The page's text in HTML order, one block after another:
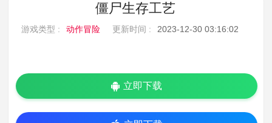
僵尸生存工艺
游戏类型 : 动作冒险 更新时间 : 2023-12-30 03:16:02
立即下载